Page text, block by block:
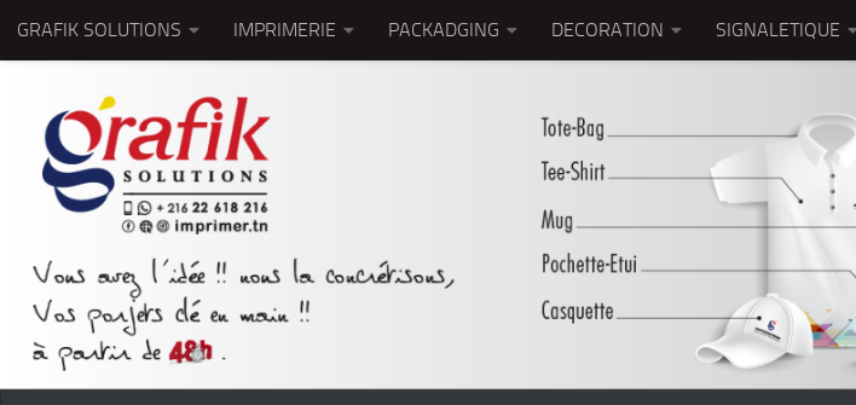
Skip to content
GRAFIK SOLUTIONS IMPRIMERIE PACKADGING DECORATION SIGNALETIQUE